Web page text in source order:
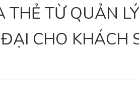
THẺ TỪ QUẢN
CHO KHÁCH